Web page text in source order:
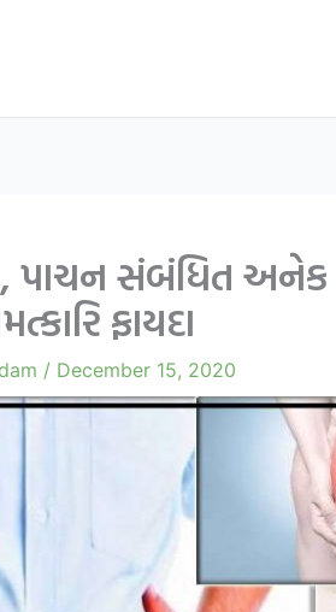
પાચન સંબંધિત
ફાયદા
/ December 15, 2020